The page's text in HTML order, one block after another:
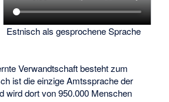
Estnisch als gesprochene Sprache
Verwandtschaft besteht zum
ist die einzige Amtssprache der
wird dort von 950.000 Menschen